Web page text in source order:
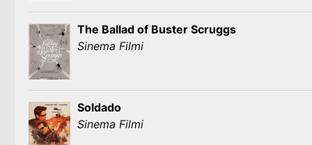
The Ballad of Buster Scruggs
Sinema Filmi
Soldado
Sinema Filmi